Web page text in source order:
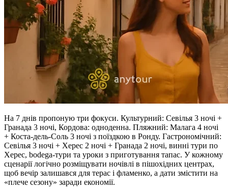
На 7 днів пропоную три фокуси. Культурний: Севілья 3 ночі +
Гранада 3 ночі, Кордова: одноденна. Пляжний: Малага 4 ночі
+ Коста‑дель‑Соль 3 ночі з поїздкою в Ронду. Гастрономічний:
Севілья 3 ночі + Херес 2 ночі + Гранада 2 ночі, винні тури по
Херес, bodega‑тури та уроки з приготування тапас. У кожному
сценарії логічно розміщувати ночівлі в пішохідних центрах,
щоб вечір залишався для терас і фламенко, а дати змістити на
«плече сезону» заради економії.